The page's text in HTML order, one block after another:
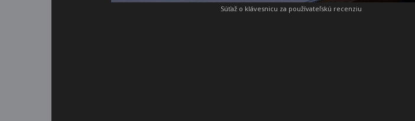
Súťaž o klávesnicu za používateľskú recenziu